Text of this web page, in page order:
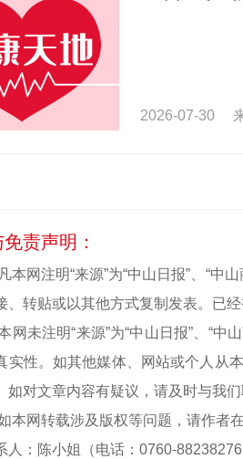
2026-07-30
责声明：
本网注明“来源”为“中山日报”、“中
、转贴或以其他方式复制发表。已
网未注明“来源”为“中山日报”、“中
实性。如其他媒体、网站或个人从
如对文章内容有疑议，请及时与我们
本网转载涉及版权等问题，请作者
人：陈小姐（电话：0760-88238276